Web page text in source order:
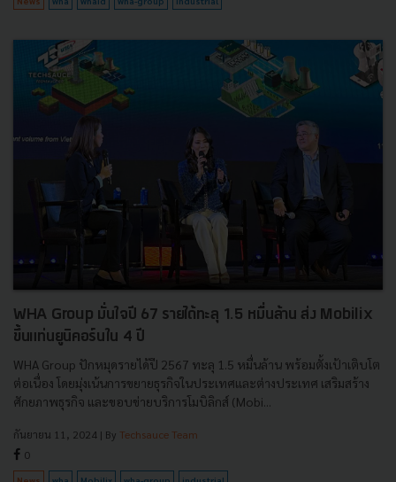
WHA Group มั่นใจปี 67 รายได้ทะลุ 1.5 หมื่นล้าน ส่ง Mobilix
ขึ้นแท่นยูนิคอร์นใน 4 ปี
WHA Group ปักหมุดรายได้ปี 2567 ทะลุ 1.5 หมื่นล้าน พร้อมตั้งเป้าเติบโต
ต่อเนื่อง โดยมุ่งเน้นการขยายธุรกิจในประเทศและต่างประเทศ เสริมสร้าง
ศักยภาพธุรกิจ และขอบข่ายบริการโมบิลิกส์ (Mobi...
กันยายน 11, 2024 | By Techsauce Team
0